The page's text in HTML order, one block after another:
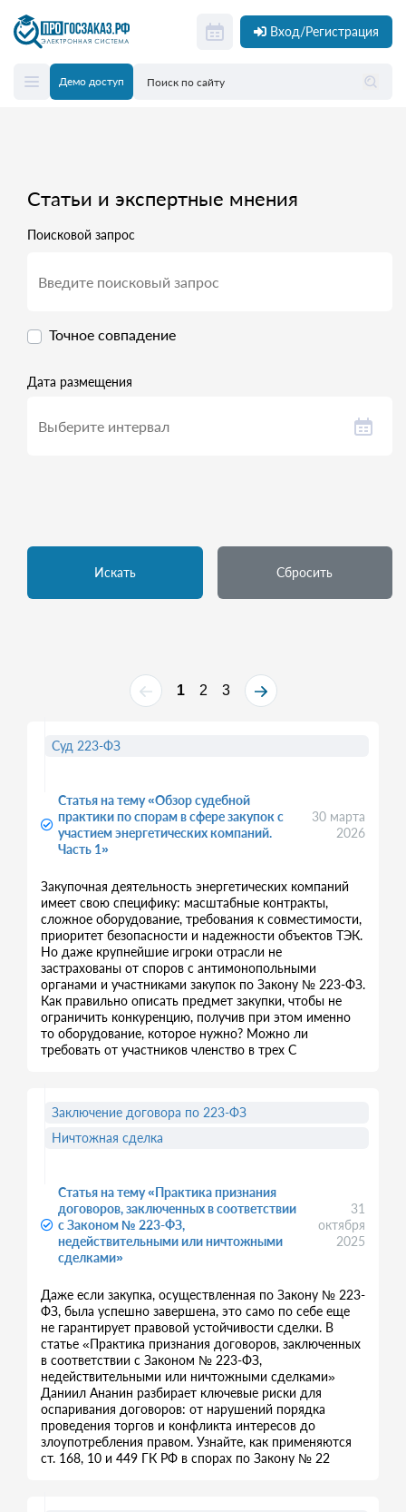
Вход/Регистрация
Демо доступ
Статьи и экспертные мнения
Поисковой запрос
Точное совпадение
Дата размещения
Искать Сбросить
1 2 3
Статья на тему «Обзор судебной
практики по спорам в сфере закупок с
участием энергетических компаний.
Часть 1»
30 марта
2026
Закупочная деятельность энергетических компаний
имеет свою специфику: масштабные контракты,
сложное оборудование, требования к совместимости,
приоритет безопасности и надежности объектов ТЭК.
Но даже крупнейшие игроки отрасли не
застрахованы от споров с антимонопольными
органами и участниками закупок по Закону № 223-ФЗ.
Как правильно описать предмет закупки, чтобы не
ограничить конкуренцию, получив при этом именно
то оборудование, которое нужно? Можно ли
требовать от участников членство в трех С
Суд 223-ФЗ
Статья на тему «Практика признания
договоров, заключенных в соответствии
с Законом № 223-ФЗ,
недействительными или ничтожными
сделками»
31
октября
2025
Даже если закупка, осуществленная по Закону № 223-
ФЗ, была успешно завершена, это само по себе еще
не гарантирует правовой устойчивости сделки. В
статье «Практика признания договоров, заключенных
в соответствии с Законом № 223-ФЗ,
недействительными или ничтожными сделками»
Даниил Ананин разбирает ключевые риски для
оспаривания договоров: от нарушений порядка
проведения торгов и конфликта интересов до
злоупотребления правом. Узнайте, как применяются
ст. 168, 10 и 449 ГК РФ в спорах по Закону № 22
Заключение договора по 223-ФЗ
Ничтожная сделка